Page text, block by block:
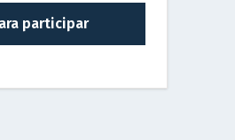
participar